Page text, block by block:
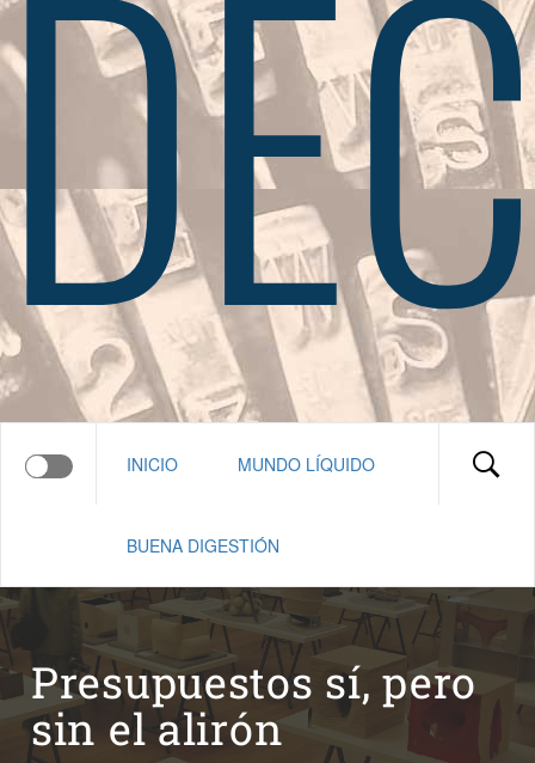
INICIO MUNDO LÍQUIDO
BUENA DIGESTIÓN
Presupuestos sí, pero
sin el alirón